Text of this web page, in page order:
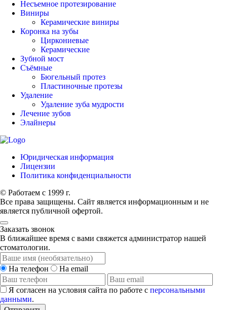
Несъемное протезирование
Виниры
Керамические виниры
Коронка на зубы
Циркониевые
Керамические
Зубной мост
Съёмные
Бюгельный протез
Пластиночные протезы
Удаление
Удаление зуба мудрости
Лечение зубов
Элайнеры
Юридическая информация
Лицензии
Политика конфиденциальности
© Работаем с 1999 г.
Все права защищены. Сайт является информационным и не
является публичной офертой.
Заказать звонок
В ближайшее время с вами свяжется администратор нашей
стоматологии.
На телефон На email
Я согласен на условия сайта по работе с персональными
данными.